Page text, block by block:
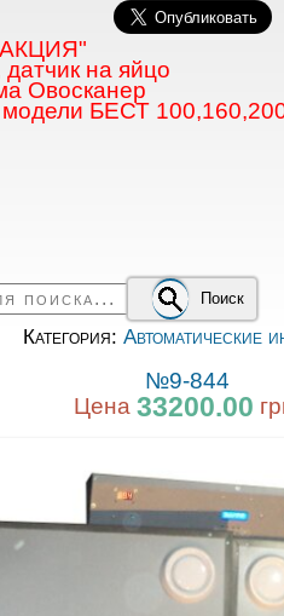
датчик на яйцо
Овосканер
модели БЕСТ
Поиск
Категория: Автоматические
№9-844
Цена 33200.00